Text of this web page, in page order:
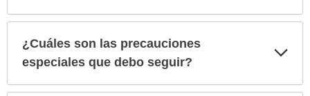
¿Cuáles son las precauciones
especiales que debo seguir?